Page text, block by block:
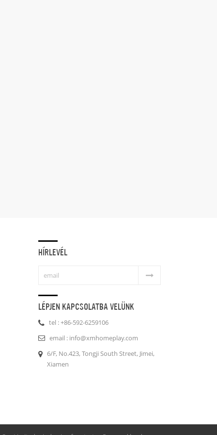
HÍRLEVÉL
LÉPJEN KAPCSOLATBA VELÜNK
tel : +86-592-6259106
email : info@xmhomeplay.com
6/F, No.423, Tongji South Street, Jimei,
Xiamen